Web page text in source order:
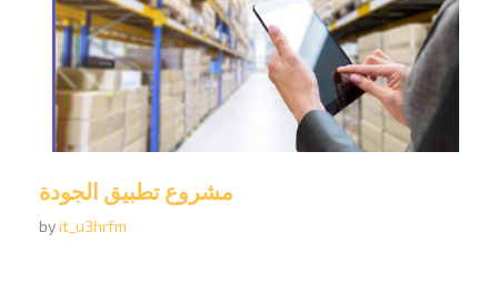
مشروع تطبيق الجودة
byit_u3hrfm